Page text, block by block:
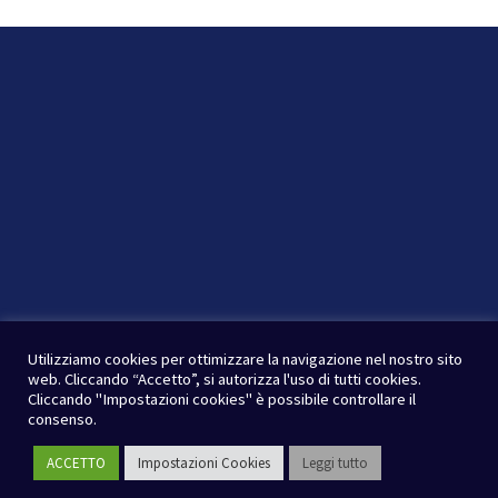
Utilizziamo cookies per ottimizzare la navigazione nel nostro sito
web. Cliccando “Accetto”, si autorizza l'uso di tutti cookies.
Cliccando "Impostazioni cookies" è possibile controllare il
consenso.
ACCETTO Impostazioni Cookies Leggi tutto